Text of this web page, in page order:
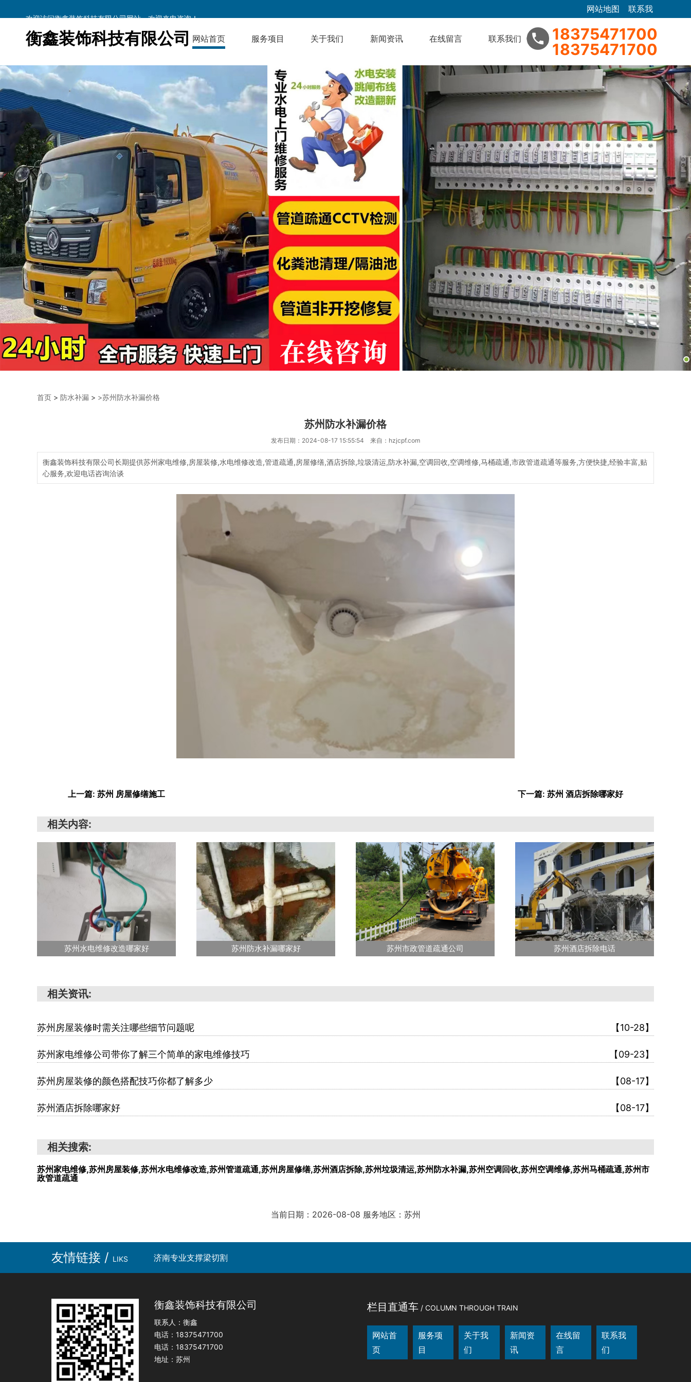
欢迎访问衡鑫装饰科技有限公司网站，欢迎来电咨询！
网站地图
|
联系我
们
衡鑫装饰科技有限公司 网站首页 服务项目 关于我们 新闻资讯 在线留言 联系我们
18375471700
18375471700
首页 > 防水补漏 > >苏州防水补漏价格
苏州防水补漏价格
发布日期：2024-08-17 15:55:54 来自：hzjcpf.com
衡鑫装饰科技有限公司长期提供苏州家电维修,房屋装修,水电维修改造,管道疏通,房屋修缮,酒店拆除,垃圾清运,防水补漏,空调回收,空调维修,马桶疏通,市政管道疏通等服务,方便快捷,经验丰富,贴
心服务,欢迎电话咨询洽谈
上一篇: 苏州 房屋修缮施工 下一篇: 苏州 酒店拆除哪家好
相关内容:
苏州水电维修改造哪家好 苏州防水补漏哪家好 苏州市政管道疏通公司 苏州酒店拆除电话
相关资讯:
苏州房屋装修时需关注哪些细节问题呢 【10-28】
苏州家电维修公司带你了解三个简单的家电维修技巧 【09-23】
苏州房屋装修的颜色搭配技巧你都了解多少 【08-17】
苏州酒店拆除哪家好 【08-17】
相关搜索:
苏州家电维修,苏州房屋装修,苏州水电维修改造,苏州管道疏通,苏州房屋修缮,苏州酒店拆除,苏州垃圾清运,苏州防水补漏,苏州空调回收,苏州空调维修,苏州马桶疏通,苏州市
政管道疏通
当前日期：2026-08-08 服务地区：苏州
友情链接 / LIKS 济南专业支撑梁切割
衡鑫装饰科技有限公司
联系人：衡鑫
电话：18375471700
电话：18375471700
地址：苏州
栏目直通车 / COLUMN THROUGH TRAIN
网站首
页
服务项
目
关于我
们
新闻资
讯
在线留
言
联系我
们